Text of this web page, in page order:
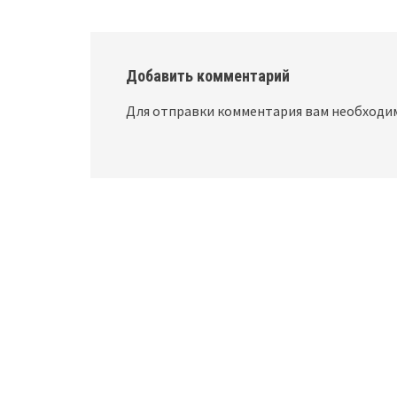
Добавить комментарий
Для отправки комментария вам